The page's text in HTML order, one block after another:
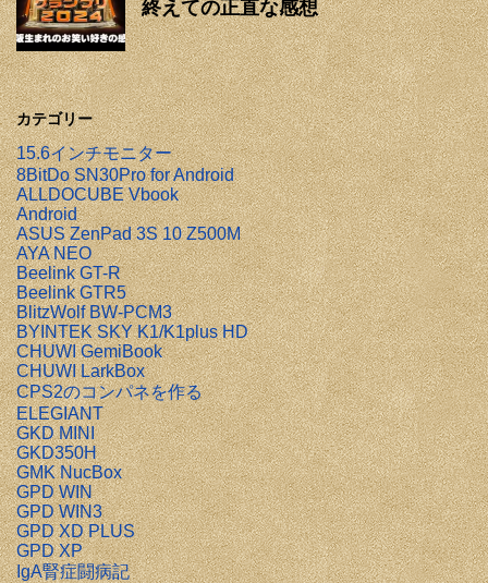
終えての正直な感想
カテゴリー
15.6インチモニター
8BitDo SN30Pro for Android
ALLDOCUBE Vbook
Android
ASUS ZenPad 3S 10 Z500M
AYA NEO
Beelink GT-R
Beelink GTR5
BlitzWolf BW-PCM3
BYINTEK SKY K1/K1plus HD
CHUWI GemiBook
CHUWI LarkBox
CPS2のコンパネを作る
ELEGIANT
GKD MINI
GKD350H
GMK NucBox
GPD WIN
GPD WIN3
GPD XD PLUS
GPD XP
IgA腎症闘病記